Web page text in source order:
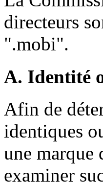
directeurs
".mobi".
A. Identité
Afin de
identiques
une marque
examiner